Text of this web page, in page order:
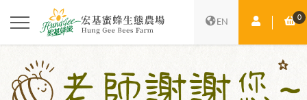
EN 會員中心0
購